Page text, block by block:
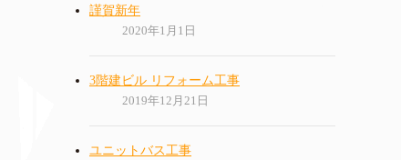
謹賀新年
2020年1月1日
3階建ビル リフォーム工事
2019年12月21日
ユニットバス工事